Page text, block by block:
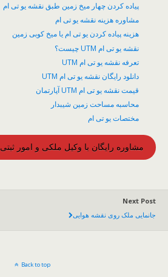
پیاده کردن چهار میخ زمین طبق نقشه یو تی ام
مشاوره هزینه نقشه یو تی ام
هزینه پیاده کردن یو تی ام یا میخ کوبی زمین
نقشه یو تی ام UTM چیست؟
تعرفه نقشه یو تی ام UTM
دانلود رایگان نقشه یو تی ام UTM
قیمت نقشه یو تی ام UTM آپارتمان
محاسبه مساحت زمین شیبدار
مختصات یو تی ام
مشاوره رایگان با وکیل ملکی و امور ثبتی
Next Post
جانمایی ملک روی نقشه هوایی
Back to top